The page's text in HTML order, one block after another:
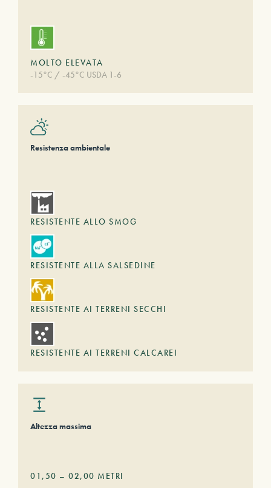
MOLTO ELEVATA
-15°C / -45°C USDA 1-6
Resistenza ambientale
RESISTENTE ALLO SMOG
RESISTENTE ALLA SALSEDINE
RESISTENTE AI TERRENI SECCHI
RESISTENTE AI TERRENI CALCAREI
Altezza massima
01,50 – 02,00 METRI